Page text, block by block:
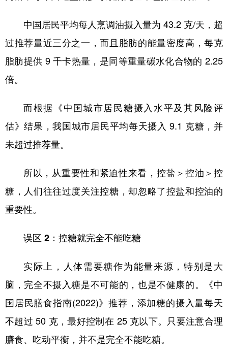
中国居民平均每人烹调油摄入量为 43.2 克/天，超
过推荐量近三分之一，而且脂肪的能量密度高，每克
脂肪提供 9 千卡热量，是同等重量碳水化合物的 2.25
倍。
而根据《中国城市居民糖摄入水平及其风险评
估》结果，我国城市居民平均每天摄入 9.1 克糖，并
未超过推荐量。
所以，从重要性和紧迫性来看，控盐＞控油＞控
糖，人们往往过度关注控糖，却忽略了控盐和控油的
重要性。
误区 2：控糖就完全不能吃糖
实际上，人体需要糖作为能量来源，特别是大
脑，完全不摄入糖是不可能的，也是不健康的。《中
国居民膳食指南(2022)》推荐，添加糖的摄入量每天
不超过 50 克，最好控制在 25 克以下。只要注意合理
膳食、吃动平衡，并不是完全不能吃糖。